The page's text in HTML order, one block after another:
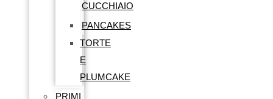
CUCCHIAIO
PANCAKES
TORTE
E
PLUMCAKE
PRIMI